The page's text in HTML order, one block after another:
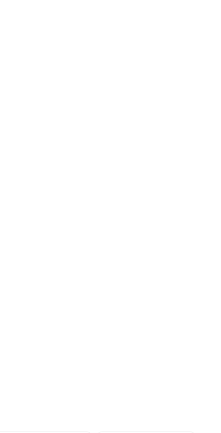
устранения системных